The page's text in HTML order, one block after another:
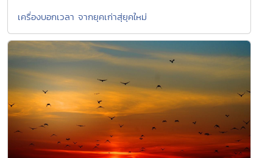
เครื่องบอกเวลา จากยุคเก่าสุ่ยุคใหม่